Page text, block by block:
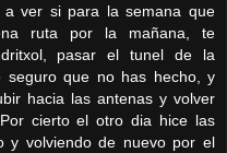
ver si para la semana que
ruta por la mañana, te
pasar el tunel de la
seguro que no has hecho, y
hacia las antenas y volver
cierto el otro dia hice las
y volviendo de nuevo por el